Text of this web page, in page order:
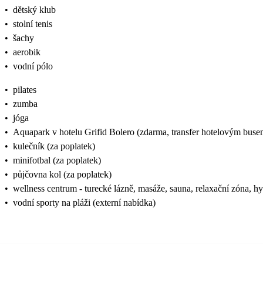
• dětský klub
• stolní tenis
• šachy
• aerobik
• vodní pólo
• pilates
• zumba
• jóga
• Aquapark v hotelu Grifid Bolero (zdarma, transfer hotelovým
• kulečník (za poplatek)
• minifotbal (za poplatek)
• půjčovna kol (za poplatek)
• wellness centrum - turecké lázně, masáže, sauna, relaxační zóna,
• vodní sporty na pláži (externí nabídka)